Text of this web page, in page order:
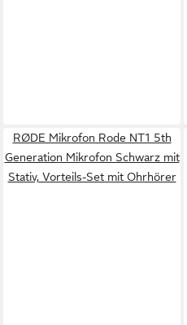
RØDE Mikrofon Rode NT1 5th
Generation Mikrofon Schwarz mit
Stativ, Vorteils-Set mit Ohrhörer